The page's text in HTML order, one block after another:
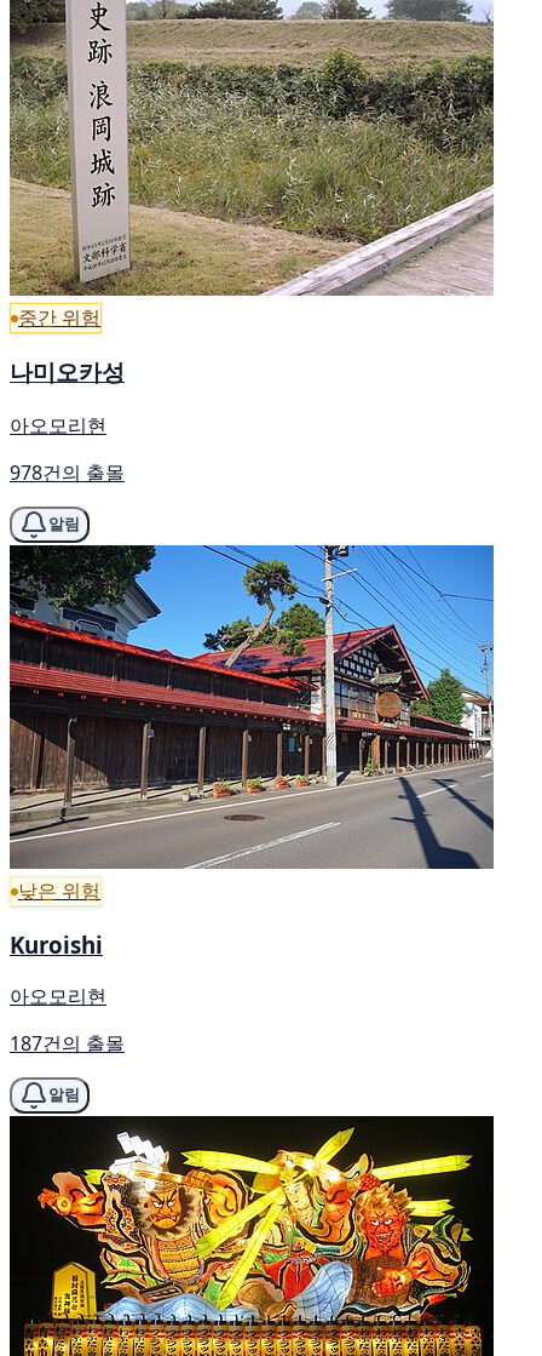
중간 위험
나미오카성
아오모리현
978건의 출몰
알림
낮은 위험
Kuroishi
아오모리현
187건의 출몰
알림